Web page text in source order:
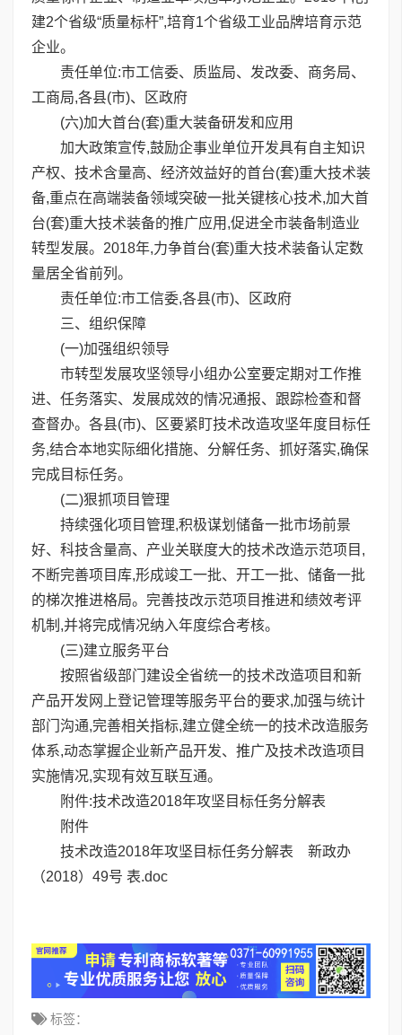
建2个省级“质量标杆”,培育1个省级工业品牌培育示范
企业。
责任单位:市工信委、质监局、发改委、商务局、
工商局,各县(市)、区政府
(六)加大首台(套)重大装备研发和应用
加大政策宣传,鼓励企事业单位开发具有自主知识
产权、技术含量高、经济效益好的首台(套)重大技术装
备,重点在高端装备领域突破一批关键核心技术,加大首
台(套)重大技术装备的推广应用,促进全市装备制造业
转型发展。2018年,力争首台(套)重大技术装备认定数
量居全省前列。
责任单位:市工信委,各县(市)、区政府
三、组织保障
(一)加强组织领导
市转型发展攻坚领导小组办公室要定期对工作推
进、任务落实、发展成效的情况通报、跟踪检查和督
查督办。各县(市)、区要紧盯技术改造攻坚年度目标任
务,结合本地实际细化措施、分解任务、抓好落实,确保
完成目标任务。
(二)狠抓项目管理
持续强化项目管理,积极谋划储备一批市场前景
好、科技含量高、产业关联度大的技术改造示范项目,
不断完善项目库,形成竣工一批、开工一批、储备一批
的梯次推进格局。完善技改示范项目推进和绩效考评
机制,并将完成情况纳入年度综合考核。
(三)建立服务平台
按照省级部门建设全省统一的技术改造项目和新
产品开发网上登记管理等服务平台的要求,加强与统计
部门沟通,完善相关指标,建立健全统一的技术改造服务
体系,动态掌握企业新产品开发、推广及技术改造项目
实施情况,实现有效互联互通。
附件:技术改造2018年攻坚目标任务分解表
附件
技术改造2018年攻坚目标任务分解表 新政办
（2018）49号 表.doc
标签：